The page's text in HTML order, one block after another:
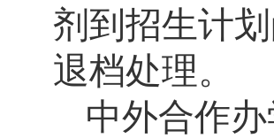
剂到招生计
退档处理。
中外合作